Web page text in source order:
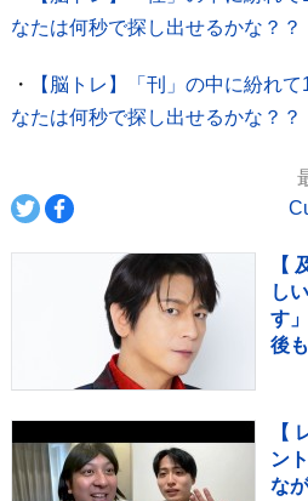
なたは何秒で探し出せるかな？？
・
【脳トレ】「刊」の中に紛れ
なたは何秒で探し出せるかな？？
【
し
す
後
【
ン
な